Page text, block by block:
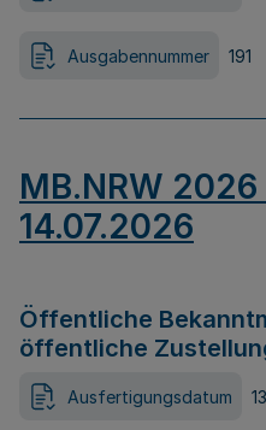
Ausgabennummer 191
MB.NRW 2026
14.07.2026
Öffentliche
öffentliche
Ausfertigungsdatum